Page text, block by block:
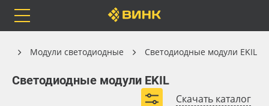
Модули светодиодные Светодиодные модули EKIL
Светодиодные модули EKIL
Скачать каталог
Модули светодиодные
Светодиодные модули EKIL